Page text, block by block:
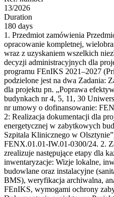
13/2026
Duration
180 days
1. Przedmiot zamówienia
opracowanie kompletnej,
wraz z uzyskaniem wszelkich
decyzji administracyjnych dla
programu FEnIKS 2021–2027
podzielone jest na dwa Zadania:
dla projektu pn. „Poprawa
budynkach nr 4, 5, 11, 30
nr umowy o dofinansowanie:
2: Realizacja dokumentacji dla
energetycznej w zabytkowych
Szpitala Klinicznego w
FENX.01.01-IW.01-0300/24. 2.
zrealizuje następujące etapy dla
inwentaryzacje: Wizje lokalne,
budowlane oraz instalacyjne
BMS), weryfikacja archiwalna,
FEnIKS, wymogami ochrony